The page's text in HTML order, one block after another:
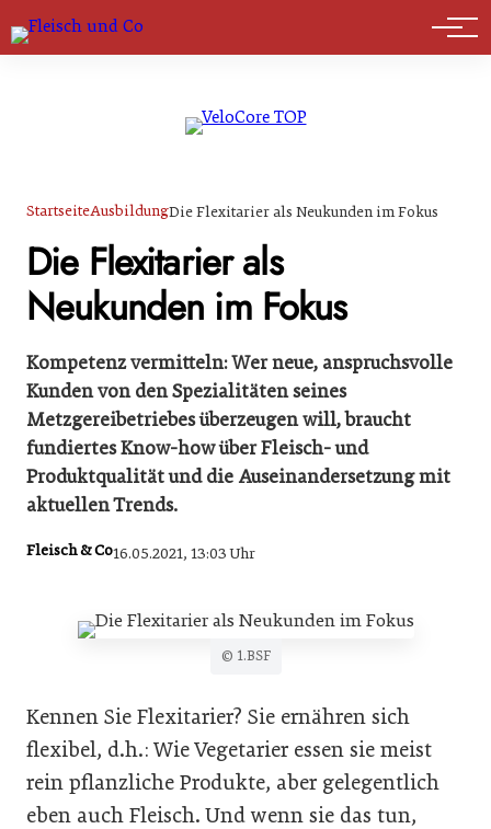
Marktführer
StartseiteAusbildungDie Flexitarier als Neukunden im Fokus
Die Flexitarier als
Neukunden im Fokus
Kompetenz vermitteln: Wer neue, anspruchsvolle
Kunden von den Spezialitäten seines
Metzgereibetriebes überzeugen will, braucht
fundiertes Know-how über Fleisch- und
Produktqualität und die Auseinandersetzung mit
aktuellen Trends.
Fleisch & Co16.05.2021, 13:03 Uhr
© 1.BSF
Kennen Sie Flexitarier? Sie ernähren sich
flexibel, d.h.: Wie Vegetarier essen sie meist
rein pflanzliche Produkte, aber gelegentlich
eben auch Fleisch. Und wenn sie das tun,